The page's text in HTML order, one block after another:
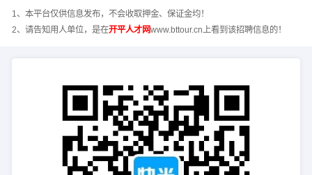
1、本平台仅供信息发布，不会收取押金、保证金均！
2、请告知用人单位，是在开平人才网www.bttour.cn上看到该招聘信息的！